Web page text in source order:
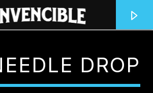
RADIO
SOMOS INVENCIBLES
DROP